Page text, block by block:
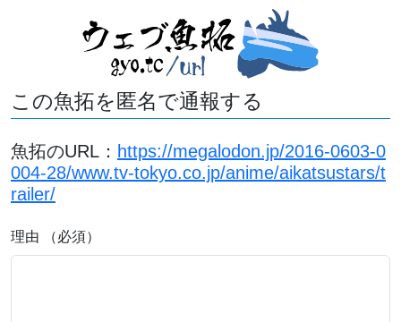
この魚拓を匿名で通報する
魚拓のURL： https://megalodon.jp/2016-0603-0
004-28/www.tv-tokyo.co.jp/anime/aikatsustars/t
railer/
理由 （必須）